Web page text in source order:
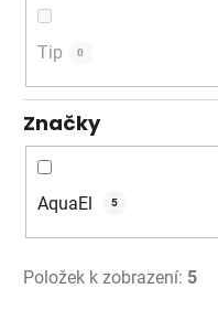
Tip 0
Značky
AquaEl 5
Položek k zobrazení: 5